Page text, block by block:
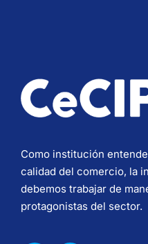
Como institución
calidad del comercio, la
debemos trabajar de
protagonistas del sector.